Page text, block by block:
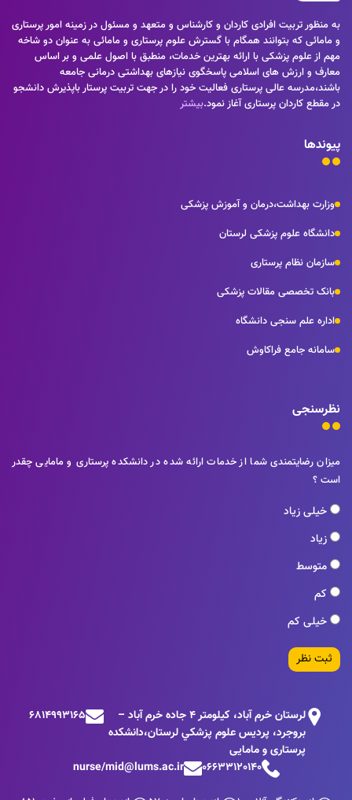
به منظور تربیت افرادی کاردان و کارشناس و متعهد و مسئول در زمینه امور پرستاری
و مامائی که بتوانند همگام با گسترش علوم پرستاری و مامائی به عنوان دو شاخه
مهم از علوم پزشکی با ارائه بهترین خدمات، منطبق با اصول علمی و بر اساس
معارف و ارزش های اسلامی پاسخگوی نیازهای بهداشتی درمانی جامعه
باشند،مدرسه عالی پرستاری فعالیت خود را در جهت تربیت پرستار باپذیرش دانشجو
در مقطع کاردان پرستاری آغاز نمود.بیشتر
پیوندها
وزارت بهداشت،درمان و آموزش پزشکی
دانشگاه علوم پزشکی لرستان
سازمان نظام پرستاری
بانک تخصصی مقالات پزشکی
اداره علم سنجی دانشگاه
سامانه جامع فراکاوش
نظرسنجی
میزان رضایتمندی شما از خدمات ارائه شده در دانشکده پرستاری و مامایی چقدر
است ؟
خیلی زیاد
زیاد
متوسط
کم
خیلی کم
ثبت نظر
لرستان خرم آباد، كيلومتر 4 جاده خرم آباد –
بروجرد، پرديس علوم پزشكي لرستان،دانشکده
پرستاری و مامایی
6814993165
06633120140
nurse/mid@lums.ac.ir